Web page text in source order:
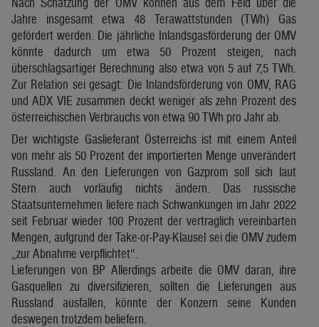
Jahre insgesamt etwa 48 Terawattstunden (TWh) Gas
gefördert werden. Die jährliche Inlandsgasförderung der OMV
könnte dadurch um etwa 50 Prozent steigen, nach
überschlagsartiger Berechnung also etwa von 5 auf 7,5 TWh.
Zur Relation sei gesagt: Die Inlandsförderung von OMV, RAG
und ADX VIE zusammen deckt weniger als zehn Prozent des
österreichischen Verbrauchs von etwa 90 TWh pro Jahr ab.
Der wichtigste Gaslieferant Österreichs ist mit einem Anteil
von mehr als 50 Prozent der importierten Menge unverändert
Russland. An den Lieferungen von Gazprom soll sich laut
Stern auch vorläufig nichts ändern. Das russische
Staatsunternehmen liefere nach Schwankungen im Jahr 2022
seit Februar wieder 100 Prozent der vertraglich vereinbarten
Mengen, aufgrund der Take-or-Pay-Klausel sei die OMV zudem
„zur Abnahme verpflichtet“.
Lieferungen von BP Allerdings arbeite die OMV daran, ihre
Gasquellen zu diversifizieren, sollten die Lieferungen aus
Russland ausfallen, könnte der Konzern seine Kunden
deswegen trotzdem beliefern.